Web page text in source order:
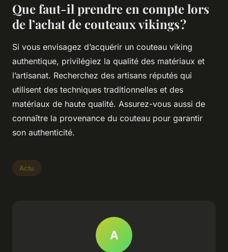
Que faut-il prendre en compte lors
de l’achat de couteaux vikings ?
Si vous envisagez d’acquérir un couteau viking
authentique, privilégiez la qualité des matériaux et
l’artisanat. Recherchez des artisans réputés qui
utilisent des techniques traditionnelles et des
matériaux de haute qualité. Assurez-vous aussi de
connaître la provenance du couteau pour garantir
son authenticité.
Actu
A